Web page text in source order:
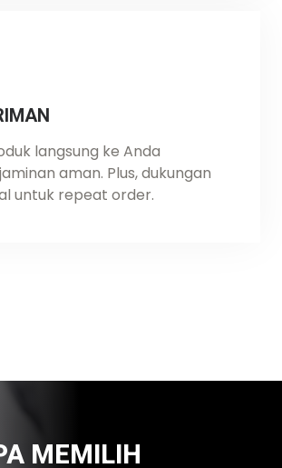
langsung ke Anda
aman. Plus, dukungan
untuk repeat order.
MEMILIH